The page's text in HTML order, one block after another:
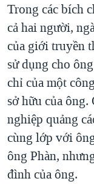
Trong các bích
cả hai người,
của giới truyền
sử dụng cho
chỉ của một
sở hữu của
nghiệp quảng
cùng lớp với
ông Phàn,
đình của ông.